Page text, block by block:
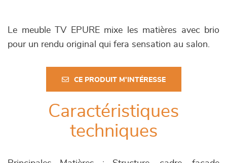
Le meuble TV EPURE mixe les matières avec brio
pour un rendu original qui fera sensation au salon.
CE PRODUIT M'INTÉRESSE
Caractéristiques
techniques